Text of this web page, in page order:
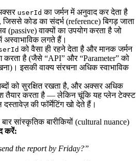
userId का जर्मन में अनुवाद कर देता है
जिससे कोड का संदर्भ (reference) बिगड़ जाता
वाक्यों का उपयोग करता है जो
लगते हैं।
को वैसा ही रहने देता है और मानक जर्मन
करता है (जैसे “API” और “Parameter” को
इसकी वाक्य संरचना अधिक स्वाभाविक
को सुरक्षित रखता है, और अक्सर अधिक
तैयार करता है — लेकिन चूंकि यह प्लेन टेक्स्ट
की फॉर्मेटिंग खो देते हैं।
सांस्कृतिक बारीकियों (cultural nuance)
करें:
the report by Friday?”